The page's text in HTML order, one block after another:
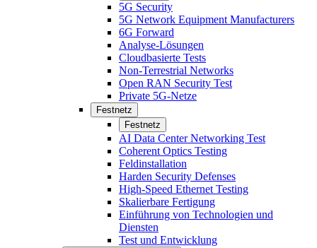
5G Security
5G Network Equipment Manufacturers
6G Forward
Analyse-Lösungen
Cloudbasierte Tests
Non-Terrestrial Networks
Open RAN Security Test
Private 5G-Netze
Festnetz
Festnetz
AI Data Center Networking Test
Coherent Optics Testing
Feldinstallation
Harden Security Defenses
High-Speed Ethernet Testing
Skalierbare Fertigung
Einführung von Technologien und
Diensten
Test und Entwicklung